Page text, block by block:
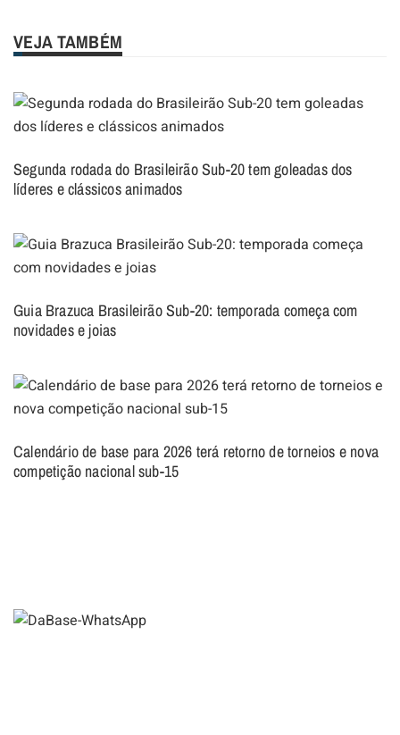
VEJA TAMBÉM
Segunda rodada do Brasileirão Sub-20 tem goleadas dos
líderes e clássicos animados
Guia Brazuca Brasileirão Sub-20: temporada começa com
novidades e joias
Calendário de base para 2026 terá retorno de torneios e nova
competição nacional sub-15